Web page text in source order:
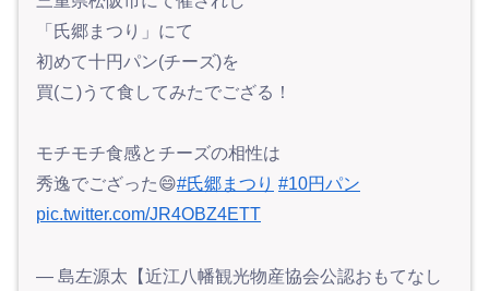
「氏郷まつり」にて
初めて十円パン(チーズ)を
買(こ)うて食してみたでござる！
モチモチ食感とチーズの相性は
秀逸でござった😄#氏郷まつり #10円パン
pic.twitter.com/JR4OBZ4ETT
— 島左源太【近江八幡観光物産協会公認おもてなし